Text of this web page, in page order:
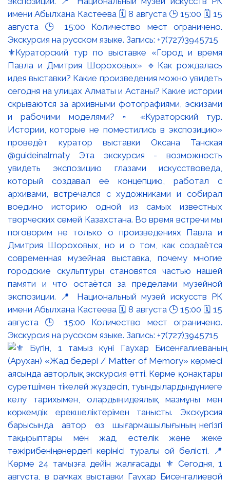
⚜️Кураторский тур по выставке «Город и время
Павла и Дмитрия Шороховых» 🔹Как рождалась
идея выставки? Какие произведения можно увидеть
сегодня на улицах Алматы и Астаны? Какие истории
скрываются за архивными фотографиями, эскизами
и рабочими моделями? ▫️ «Кураторский тур.
Истории, которые не поместились в экспозицию»
проведёт куратор выставки Оксана Танская
@guideinalmaty Эта экскурсия - возможность
увидеть экспозицию глазами искусствоведа,
который создавал её концепцию, работал с
архивами, встречался с художниками и собирал
воедино историю одной из самых известных
творческих семей Казахстана. Во время встречи мы
поговорим не только о произведениях Павла и
Дмитрия Шороховых, но и о том, как создаётся
современная музейная выставка, почему многие
городские скульптуры становятся частью нашей
памяти и что остаётся за пределами музейной
экспозиции. 📍 Национальный музей искусств РК
имени Абылхана Кастеева 🗓 8 августа 🕒 15:00 🗓 15
августа 🕒 15:00 Количество мест ограничено.
Экскурсия на русском языке. Запись: +7(727)3945715